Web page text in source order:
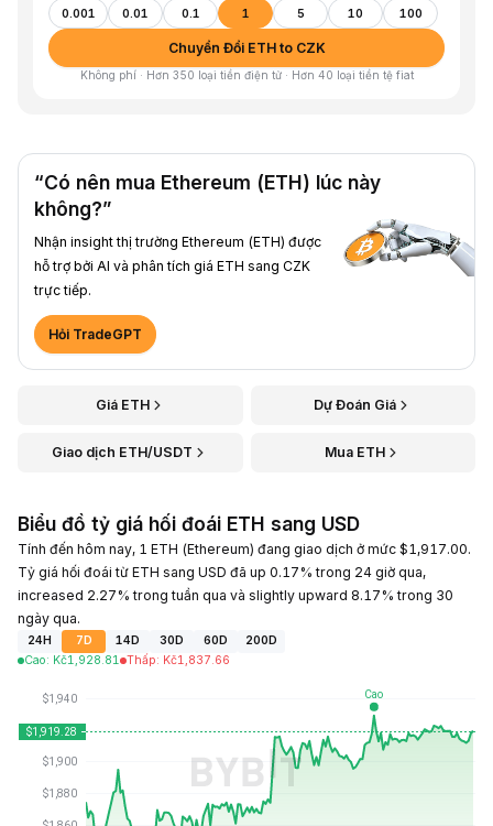
0.001 0.01 0.1 1 5 10 100
Chuyển Đổi ETH to CZK
Không phí · Hơn 350 loại tiền điện tử · Hơn 40 loại tiền tệ fiat
“Có nên mua Ethereum (ETH) lúc này
không?”
Nhận insight thị trường Ethereum (ETH) được
hỗ trợ bởi AI và phân tích giá ETH sang CZK
trực tiếp.
Hỏi TradeGPT
Giá ETH Dự Đoán Giá
Giao dịch ETH/USDT Mua ETH
Biểu đồ tỷ giá hối đoái ETH sang USD
Tính đến hôm nay, 1 ETH (Ethereum) đang giao dịch ở mức $1,917.00.
Tỷ giá hối đoái từ ETH sang USD đã up 0.17% trong 24 giờ qua,
increased 2.27% trong tuần qua và slightly upward 8.17% trong 30
ngày qua.
24H 7D 14D 30D 60D
200D
Cao: Kč1,928.81 Thấp: Kč1,837.66